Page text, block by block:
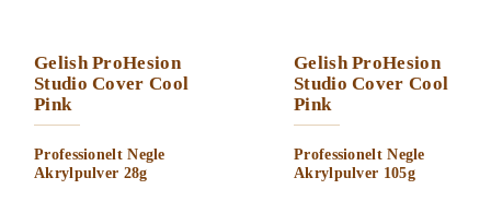
Gelish ProHesion
Studio Cover Cool
Pink
Professionelt Negle
Akrylpulver 28g
Gelish ProHesion
Studio Cover Cool
Pink
Professionelt Negle
Akrylpulver 105g